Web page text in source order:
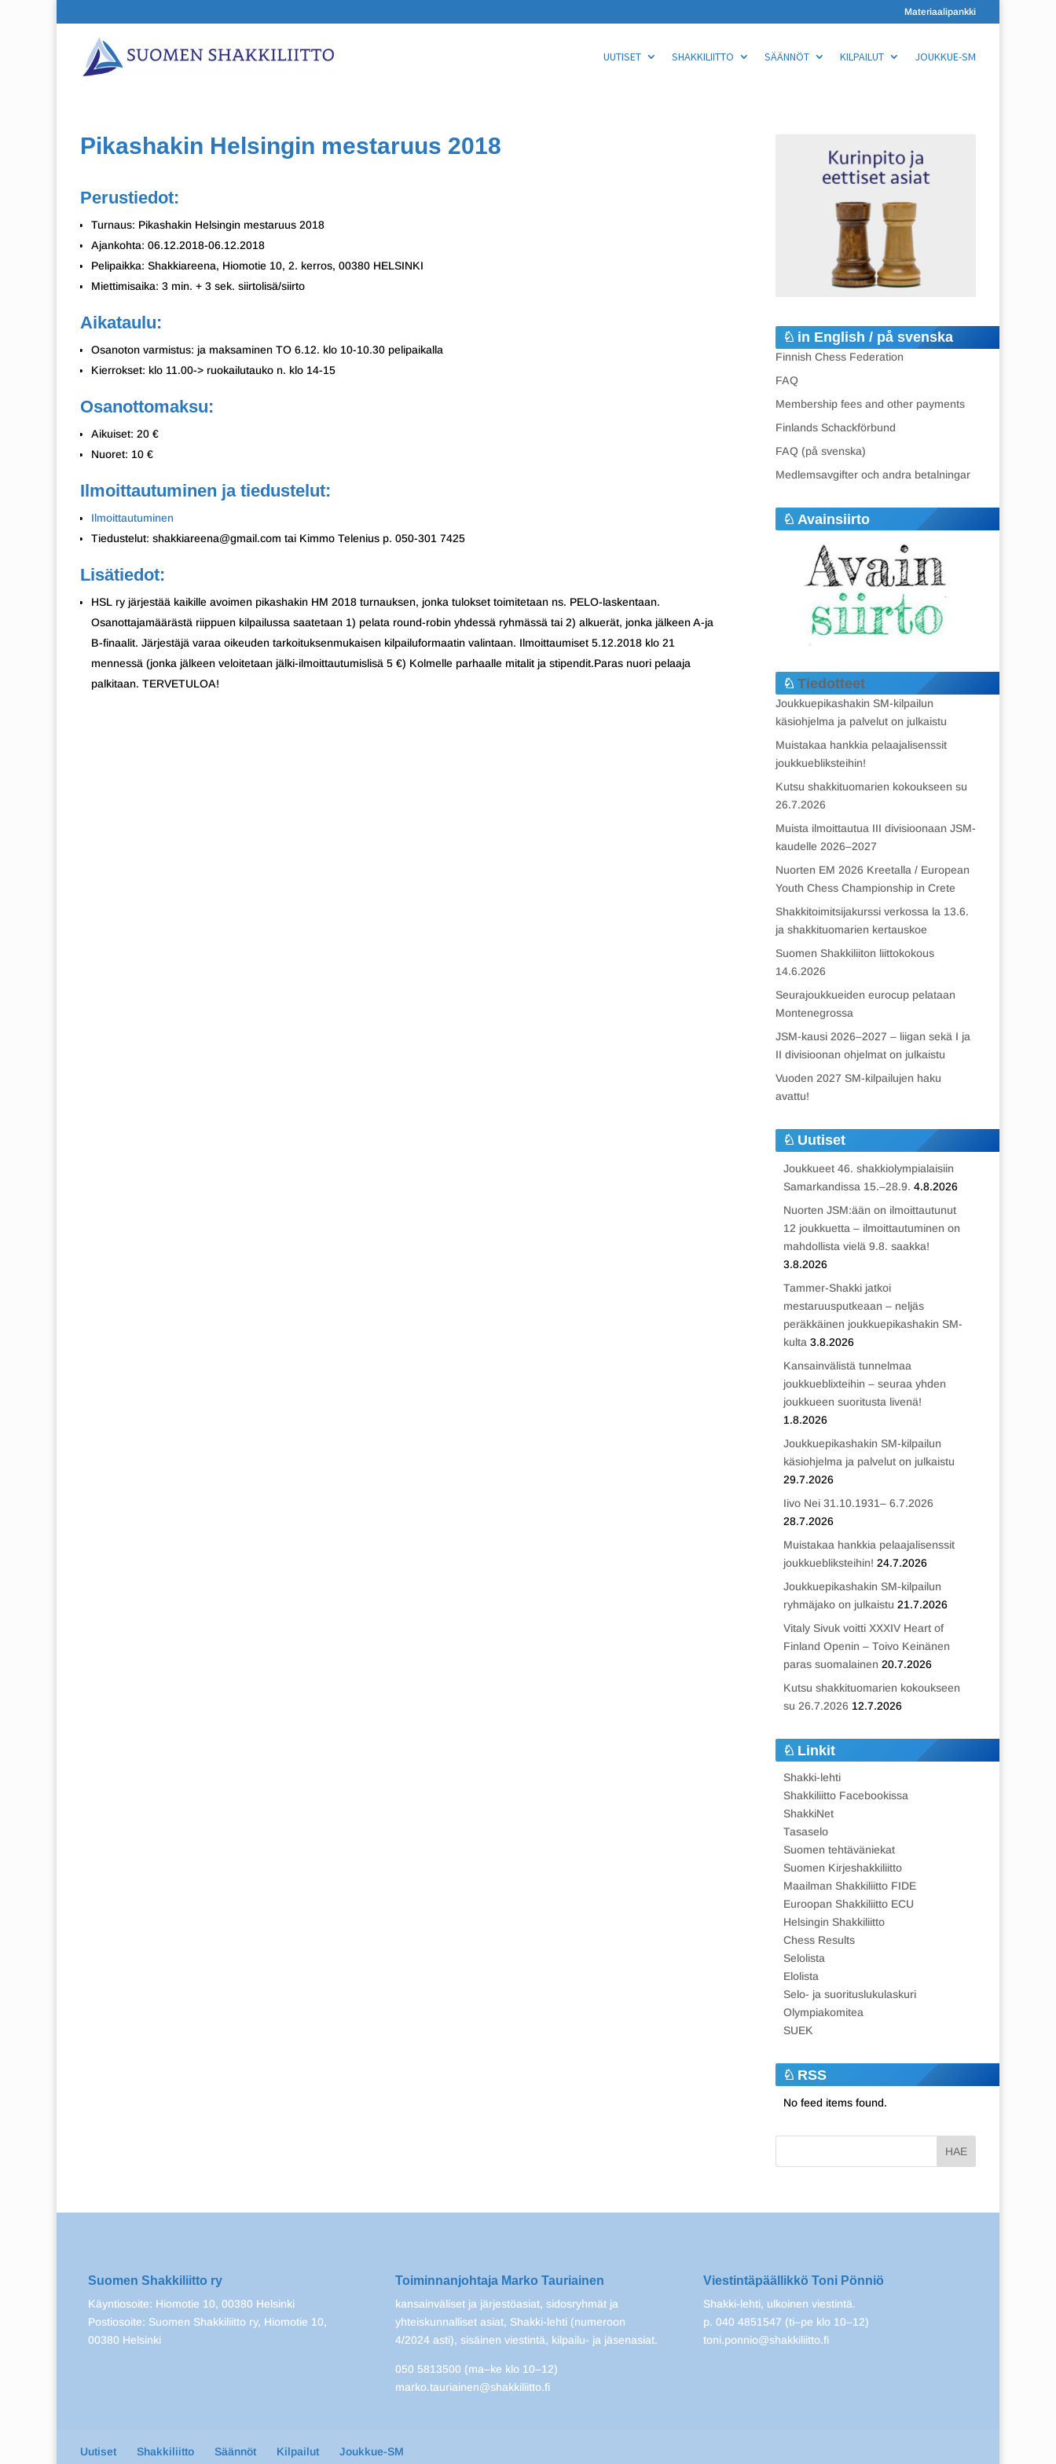
Materiaalipankki
UUTISET SHAKKILIITTO SÄÄNNÖT KILPAILUT JOUKKUE-SM
Pikashakin Helsingin mestaruus 2018
Perustiedot:
Turnaus: Pikashakin Helsingin mestaruus 2018
Ajankohta: 06.12.2018-06.12.2018
Pelipaikka: Shakkiareena, Hiomotie 10, 2. kerros, 00380 HELSINKI
Miettimisaika: 3 min. + 3 sek. siirtolisä/siirto
Aikataulu:
Osanoton varmistus: ja maksaminen TO 6.12. klo 10-10.30 pelipaikalla
Kierrokset: klo 11.00-> ruokailutauko n. klo 14-15
Osanottomaksu:
Aikuiset: 20 €
Nuoret: 10 €
Ilmoittautuminen ja tiedustelut:
Ilmoittautuminen
Tiedustelut: shakkiareena@gmail.com tai Kimmo Telenius p. 050-301 7425
Lisätiedot:
HSL ry järjestää kaikille avoimen pikashakin HM 2018 turnauksen, jonka tulokset toimitetaan ns. PELO-laskentaan.
Osanottajamäärästä riippuen kilpailussa saatetaan 1) pelata round-robin yhdessä ryhmässä tai 2) alkuerät, jonka jälkeen A-ja
B-finaalit. Järjestäjä varaa oikeuden tarkoituksenmukaisen kilpailuformaatin valintaan. Ilmoittaumiset 5.12.2018 klo 21
mennessä (jonka jälkeen veloitetaan jälki-ilmoittautumislisä 5 €) Kolmelle parhaalle mitalit ja stipendit.Paras nuori pelaaja
palkitaan. TERVETULOA!
in English / på svenska
Finnish Chess Federation
FAQ
Membership fees and other payments
Finlands Schackförbund
FAQ (på svenska)
Medlemsavgifter och andra betalningar
Avainsiirto
Tiedotteet
Joukkuepikashakin SM-kilpailun
käsiohjelma ja palvelut on julkaistu
Muistakaa hankkia pelaajalisenssit
joukkuebliksteihin!
Kutsu shakkituomarien kokoukseen su
26.7.2026
Muista ilmoittautua III divisioonaan JSM-
kaudelle 2026–2027
Nuorten EM 2026 Kreetalla / European
Youth Chess Championship in Crete
Shakkitoimitsijakurssi verkossa la 13.6.
ja shakkituomarien kertauskoe
Suomen Shakkiliiton liittokokous
14.6.2026
Seurajoukkueiden eurocup pelataan
Montenegrossa
JSM-kausi 2026–2027 – liigan sekä I ja
II divisioonan ohjelmat on julkaistu
Vuoden 2027 SM-kilpailujen haku
avattu!
Uutiset
Joukkueet 46. shakkiolympialaisiin
Samarkandissa 15.–28.9. 4.8.2026
Nuorten JSM:ään on ilmoittautunut
12 joukkuetta – ilmoittautuminen on
mahdollista vielä 9.8. saakka!
3.8.2026
Tammer-Shakki jatkoi
mestaruusputkeaan – neljäs
peräkkäinen joukkuepikashakin SM-
kulta 3.8.2026
Kansainvälistä tunnelmaa
joukkueblixteihin – seuraa yhden
joukkueen suoritusta livenä!
1.8.2026
Joukkuepikashakin SM-kilpailun
käsiohjelma ja palvelut on julkaistu
29.7.2026
Iivo Nei 31.10.1931– 6.7.2026
28.7.2026
Muistakaa hankkia pelaajalisenssit
joukkuebliksteihin! 24.7.2026
Joukkuepikashakin SM-kilpailun
ryhmäjako on julkaistu 21.7.2026
Vitaly Sivuk voitti XXXIV Heart of
Finland Openin – Toivo Keinänen
paras suomalainen 20.7.2026
Kutsu shakkituomarien kokoukseen
su 26.7.2026 12.7.2026
Linkit
Shakki-lehti
Shakkiliitto Facebookissa
ShakkiNet
Tasaselo
Suomen tehtäväniekat
Suomen Kirjeshakkiliitto
Maailman Shakkiliitto FIDE
Euroopan Shakkiliitto ECU
Helsingin Shakkiliitto
Chess Results
Selolista
Elolista
Selo- ja suorituslukulaskuri
Olympiakomitea
SUEK
RSS
No feed items found.
Suomen Shakkiliitto ry
Käyntiosoite: Hiomotie 10, 00380 Helsinki
Postiosoite: Suomen Shakkiliitto ry, Hiomotie 10,
00380 Helsinki
Toiminnanjohtaja Marko Tauriainen
kansainväliset ja järjestöasiat, sidosryhmät ja
yhteiskunnalliset asiat, Shakki-lehti (numeroon
4/2024 asti), sisäinen viestintä, kilpailu- ja jäsenasiat.
050 5813500 (ma–ke klo 10–12)
marko.tauriainen@shakkiliitto.fi
Viestintäpäällikkö Toni Pönniö
Shakki-lehti, ulkoinen viestintä.
p. 040 4851547 (ti–pe klo 10–12)
toni.ponnio@shakkiliitto.fi
Uutiset Shakkiliitto Säännöt Kilpailut Joukkue-SM